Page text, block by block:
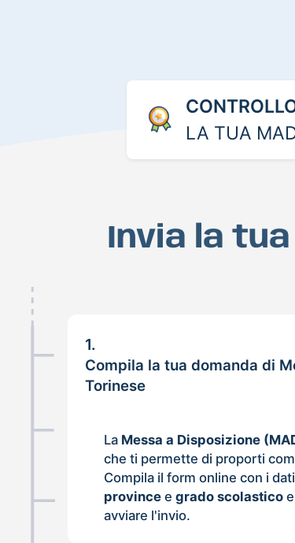
LA TUA
Invia la
1.
Compila la tua domanda di
Torinese
La Messa a Disposizione
che ti permette di proporti
Compila il form online con i
province egrado scolastico
avviare l'invio.